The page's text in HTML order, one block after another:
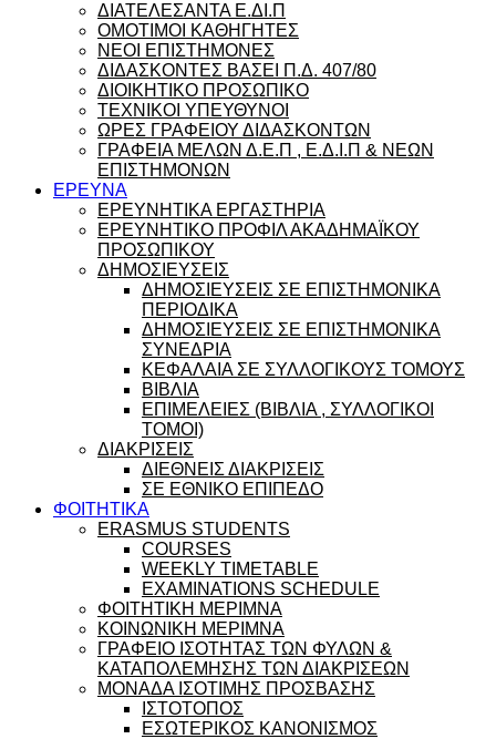
ΔΙΑΤΕΛΕΣΑΝΤΑ Ε.ΔΙ.Π
ΟΜΟΤΙΜΟΙ ΚΑΘΗΓΗΤΕΣ
ΝΕΟΙ ΕΠΙΣΤΗΜΟΝΕΣ
ΔΙΔΑΣΚΟΝΤΕΣ ΒΑΣΕΙ Π.Δ. 407/80
ΔΙΟΙΚΗΤΙΚΟ ΠΡΟΣΩΠΙΚΟ
ΤΕΧΝΙΚΟΙ ΥΠΕΥΘΥΝΟΙ
ΩΡΕΣ ΓΡΑΦΕΙΟΥ ΔΙΔΑΣΚΟΝΤΩΝ
ΓΡΑΦΕΙΑ ΜΕΛΩΝ Δ.Ε.Π , Ε.Δ.Ι.Π & ΝΕΩΝ
ΕΠΙΣΤΗΜΟΝΩΝ
ΕΡΕΥΝΑ
ΕΡΕΥΝΗΤΙΚΑ ΕΡΓΑΣΤΗΡΙΑ
ΕΡΕΥΝΗΤΙΚΟ ΠΡΟΦΙΛ ΑΚΑΔΗΜΑΪΚΟΥ
ΠΡΟΣΩΠΙΚΟΥ
ΔΗΜΟΣΙΕΥΣΕΙΣ
ΔΗΜΟΣΙΕΥΣΕΙΣ ΣΕ ΕΠΙΣΤΗΜΟΝΙΚΑ
ΠΕΡΙΟΔΙΚΑ
ΔΗΜΟΣΙΕΥΣΕΙΣ ΣΕ ΕΠΙΣΤΗΜΟΝΙΚΑ
ΣΥΝΕΔΡΙΑ
ΚΕΦΑΛΑΙΑ ΣΕ ΣΥΛΛΟΓΙΚΟΥΣ ΤΟΜΟΥΣ
ΒΙΒΛΙΑ
ΕΠΙΜΕΛΕΙΕΣ (ΒΙΒΛΙΑ , ΣΥΛΛΟΓΙΚΟΙ
ΤΟΜΟΙ)
ΔΙΑΚΡΙΣΕΙΣ
ΔΙΕΘΝΕΙΣ ΔΙΑΚΡΙΣΕΙΣ
ΣΕ ΕΘΝΙΚΟ ΕΠΙΠΕΔΟ
ΦΟΙΤΗΤΙΚΑ
ERASMUS STUDENTS
COURSES
WEEKLY TIMETABLE
EXAMINATIONS SCHEDULE
ΦΟΙΤΗΤΙΚΗ ΜΕΡΙΜΝΑ
ΚΟΙΝΩΝΙΚΗ ΜΕΡΙΜΝΑ
ΓΡΑΦΕΙΟ ΙΣΟΤΗΤΑΣ ΤΩΝ ΦΥΛΩΝ &
ΚΑΤΑΠΟΛΕΜΗΣΗΣ ΤΩΝ ΔΙΑΚΡΙΣΕΩΝ
ΜΟΝΑΔΑ ΙΣΟΤΙΜΗΣ ΠΡΟΣΒΑΣΗΣ
ΙΣΤΟΤΟΠΟΣ
ΕΣΩΤΕΡΙΚΟΣ ΚΑΝΟΝΙΣΜΟΣ